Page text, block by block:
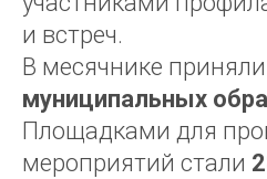
и встреч.
В месячнике приняли
муниципальных
Площадками для
мероприятий стали